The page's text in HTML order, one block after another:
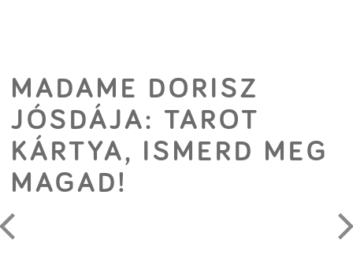
MADAME DORISZ
JÓSDÁJA: TAROT
KÁRTYA, ISMERD MEG
MAGAD!